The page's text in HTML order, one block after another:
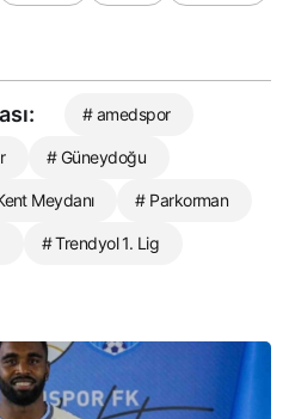
# amedspor
# Güneydoğu
Meydanı # Parkorman
# Trendyol 1. Lig